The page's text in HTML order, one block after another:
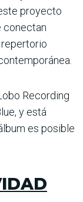
proyecto
conectan
Recording
y está
es posible